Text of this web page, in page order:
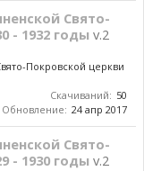
Свято-
- 1932 годы v.2
Покровской церкви
Скачиваний: 50
Обновление: 24 апр 2017
Свято-
- 1930 годы v.2